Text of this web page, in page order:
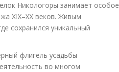
Никологоры занимает особое
XIX–XX веков. Живым
сохранился уникальный
флигель усадьбы
во многом